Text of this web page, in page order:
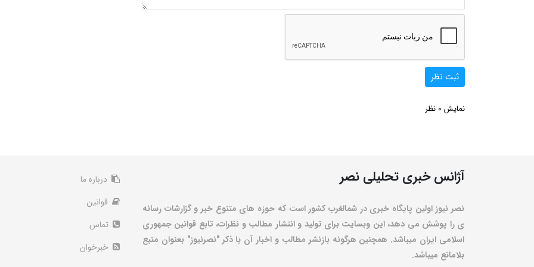
ثبت نظر
نمایش 0 نظر
آژانس خبری تحلیلی نصر
نصر نیوز اولین پایگاه خبری در شمالغرب کشور است که حوزه های متنوع خبر و گزارشات رسانه
ی را پوشش می دهد، این وبسایت برای تولید و انتشار مطالب و نظرات، تابع قوانین جمهوری
اسلامی ایران میباشد. همچنین هرگونه بازنشر مطالب و اخبار آن با ذکر "نصرنیوز" بعنوان منبع
بلامانع میباشد.
درباره ما
قوانین
تماس
خبرخوان